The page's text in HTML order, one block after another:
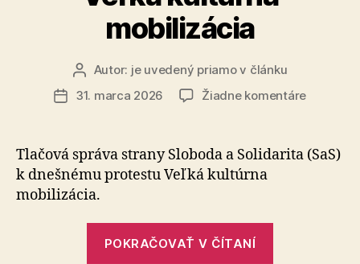
mobilizácia
Autor
článku
Autor: je uvedený priamo v článku
Dátum
31. marca 2026 Žiadne komentárena
Tlačová správa strany Sloboda a Solidarita (SaS)
k dneš­né­mu protestu Veľká kultúrna
mobilizácia.
POKRAČOVAŤ V ČÍTANÍ